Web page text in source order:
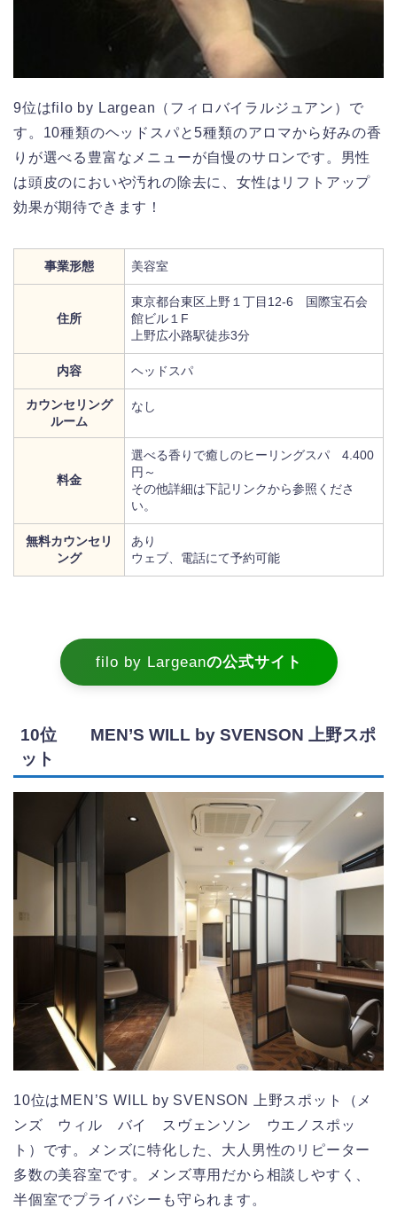
9位はfilo by Largean（フィロバイラルジュアン）で
す。10種類のヘッドスパと5種類のアロマから好みの香
りが選べる豊富なメニューが自慢のサロンです。男性
は頭皮のにおいや汚れの除去に、女性はリフトアップ
効果が期待できます！
事業形態 美容室
住所
東京都台東区上野１丁目12-6 国際宝石会
館ビル１F
上野広小路駅徒歩3分
内容 ヘッドスパ
カウンセリング
ルーム
なし
料金
選べる香りで癒しのヒーリングスパ 4.400
円～
その他詳細は下記リンクから参照くださ
い。
無料カウンセリ
ング
あり
ウェブ、電話にて予約可能
filo by Largeanの公式サイト
10位 MEN’S WILL by SVENSON 上野スポ
ット
10位はMEN’S WILL by SVENSON 上野スポット（メ
ンズ ウィル バイ スヴェンソン ウエノスポッ
ト）です。メンズに特化した、大人男性のリピーター
多数の美容室です。メンズ専用だから相談しやすく、
半個室でプライバシーも守られます。